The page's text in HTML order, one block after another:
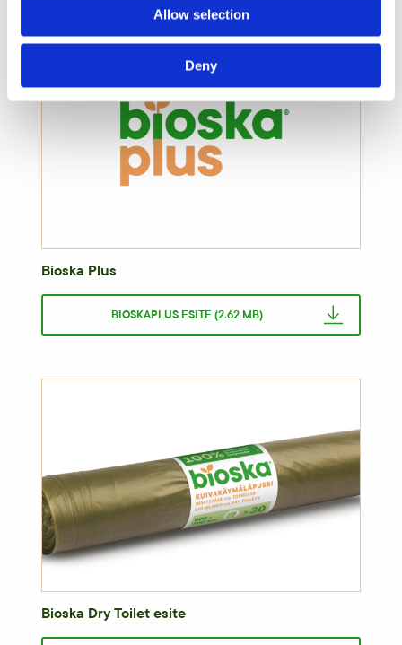
Allow selection
Deny
Bioska Plus
BIOSKAPLUS ESITE (2.62 MB)
Bioska Dry Toilet esite